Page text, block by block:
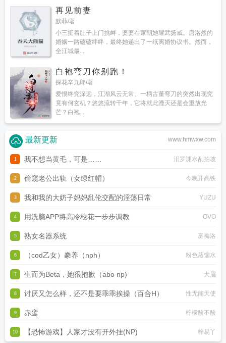
再见前妻
默菲/著
小三挺着肚子上门挑衅，婆婆在家朝她耀武扬威。唐洛然的
婚姻一路磕磕绊绊，最终她递出了一纸离婚协议书。然而，
全江城最...
白袍弯刀你别跑！
探花辛九郎/著
爱恨终究深远，江湖风云无常。一柄古董弯刀的突然出现究
竟有何玄机？悠悠流转千年，它将就此湮灭还是会重放光
芒？白袍...
www.hmwxw.com
最新更新
1 我不想当黄毛，可是…… 汨罗渊水乱拍坡
2 偷窥老公出轨（女绿红帽） 今晚开高铁
3 我和我的大奶子妈妈乱伦交配的淫荡日常 YUZU
4 用洗脑APP将高冷校花一步步调教 OVO
5 熟女名器系统 富梅洛
6 （cod乙女）豢养（nph） 粉色蒸馏水
7 生而为Beta，她很抱歉（abo np) 犬眉
8 讨厌又怎么样，还不是要乖乖挨操（百合H） 性无能天使
9 赤鸾 柠檬酸不酸
10 【恐怖游戏】人家才没有开外挂(NP) 梓易丫